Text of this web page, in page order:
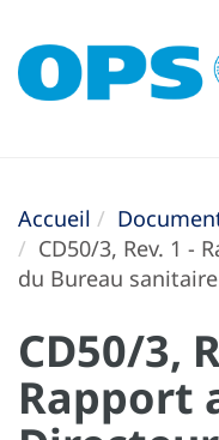
Accueil
CD50/3, Rev. 1 -
du Bureau
CD50/3,
Rapport